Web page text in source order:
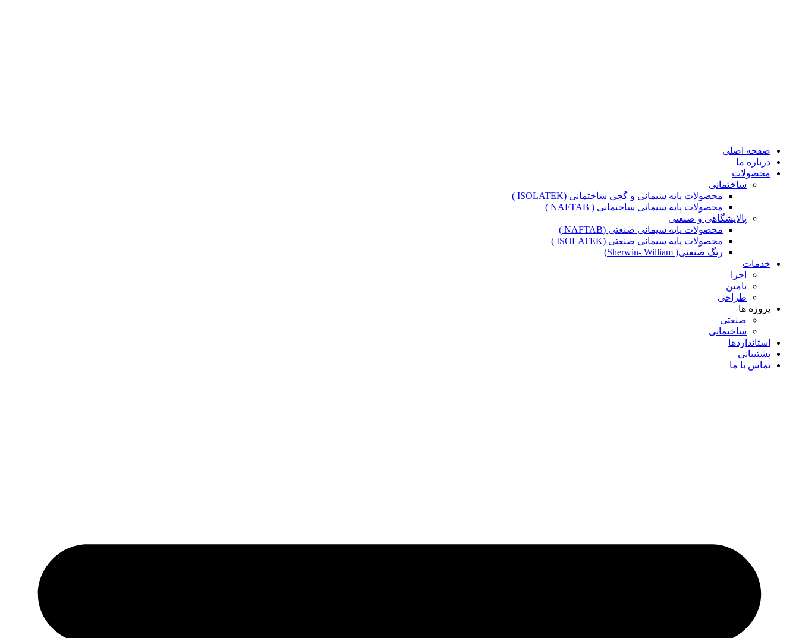
صفحه اصلی
درباره ما
محصولات
ساختمانی
محصولات پایه سیمانی و گچی ساختمانی (ISOLATEK )
محصولات پایه سیمانی ساختمانی ( NAFTAB )
پالایشگاهی و صنعتی
محصولات پایه سیمانی صنعتی (NAFTAB )
محصولات پایه سیمانی صنعتی (ISOLATEK )
رنگ صنعتی( Sherwin- William)
خدمات
اجرا
تامین
طراحی
پروژه ها
صنعتی
ساختمانی
استانداردها
پشتیبانی
تماس با ما